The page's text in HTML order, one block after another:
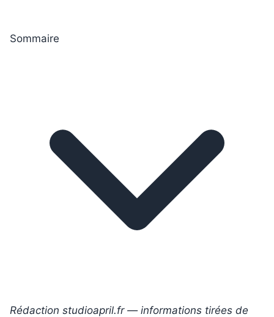
Sommaire
Rédaction studioapril.fr — informations tirées de